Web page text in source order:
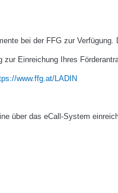
bei der FFG zur Verfügung.
zur Einreichung Ihres
www.ffg.at/LADIN
über das eCall-System